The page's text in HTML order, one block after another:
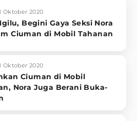
Oktober 2020
Begini Gaya Seksi Nora
Ciuman di Mobil Tahanan
Oktober 2020
Ciuman di Mobil
Nora Juga Berani Buka-